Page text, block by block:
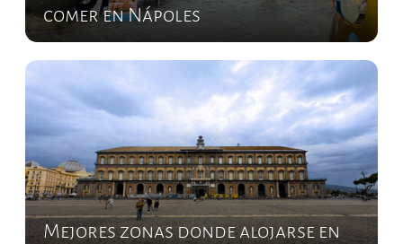
comer en Nápoles
Mejores zonas donde alojarse en